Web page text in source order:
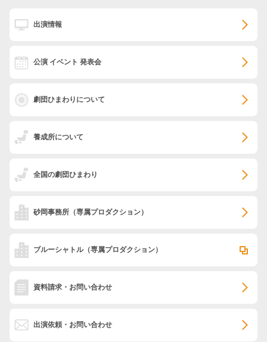
出演情報
公演 イベント 発表会
劇団ひまわりについて
養成所について
全国の劇団ひまわり
砂岡事務所 （専属プロダクション）
ブルーシャトル（専属プロダクション）
資料請求・お問い合わせ
出演依頼・お問い合わせ